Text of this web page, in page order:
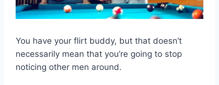
You have your flirt buddy, but that doesn’t
necessarily mean that you’re going to stop
noticing other men around.